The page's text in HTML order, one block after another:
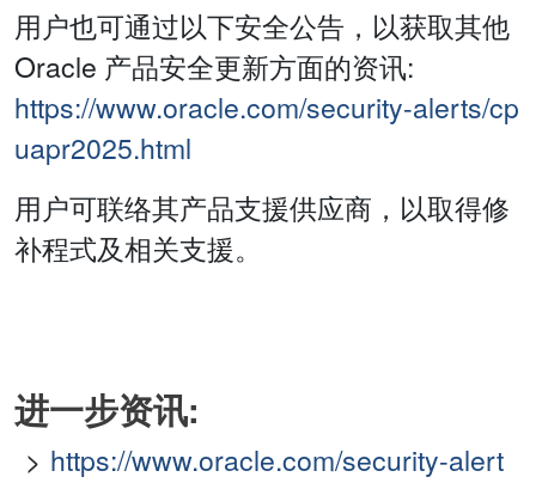
用户也可通过以下安全公告，以获取其他
Oracle 产品安全更新方面的资讯:
https://www.oracle.com/security-alerts/cp
uapr2025.html
用户可联络其产品支援供应商，以取得修
补程式及相关支援。
进一步资讯:
https://www.oracle.com/security-alert